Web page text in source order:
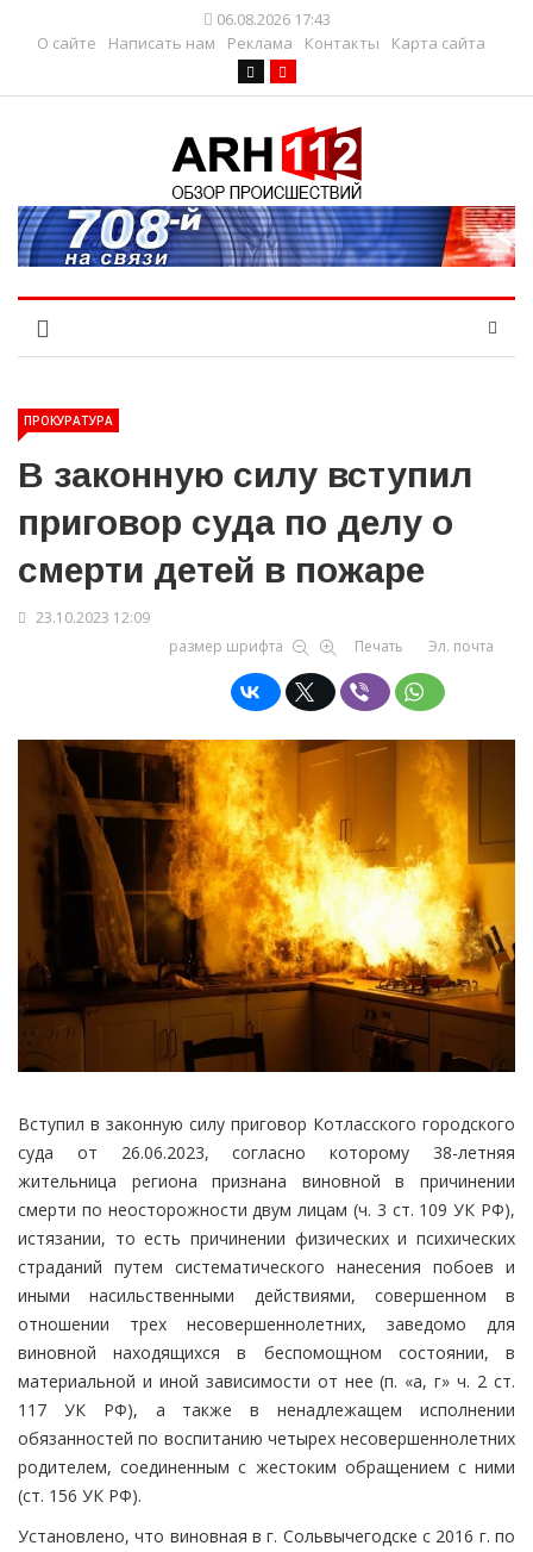
06.08.2026 17:43
О сайте
Написать нам Реклама Контакты Карта сайта
ПРОКУРАТУРА
В законную силу вступил
приговор суда по делу о
смерти детей в пожаре
23.10.2023 12:09
размер шрифта
Печать Эл. почта
Вступил в законную силу приговор Котласского городского
суда от 26.06.2023, согласно которому 38-летняя
жительница региона признана виновной в причинении
смерти по неосторожности двум лицам (ч. 3 ст. 109 УК РФ),
истязании, то есть причинении физических и психических
страданий путем систематического нанесения побоев и
иными насильственными действиями, совершенном в
отношении трех несовершеннолетних, заведомо для
виновной находящихся в беспомощном состоянии, в
материальной и иной зависимости от нее (п. «а, г» ч. 2 ст.
117 УК РФ), а также в ненадлежащем исполнении
обязанностей по воспитанию четырех несовершеннолетних
родителем, соединенным с жестоким обращением с ними
(ст. 156 УК РФ).
Установлено, что виновная в г. Сольвычегодске с 2016 г. по